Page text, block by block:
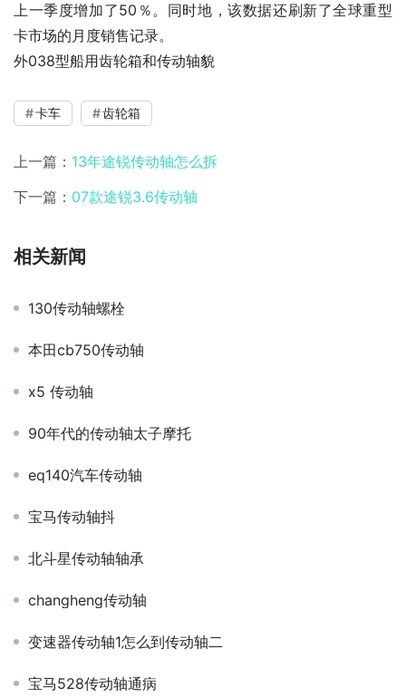
上一季度增加了50％。同时地，该数据还刷新了全球重型
卡市场的月度销售记录。
外038型船用齿轮箱和传动轴貌
卡车 齿轮箱
上一篇： 13年途锐传动轴怎么拆
下一篇： 07款途锐3.6传动轴
相关新闻
130传动轴螺栓
本田cb750传动轴
x5 传动轴
90年代的传动轴太子摩托
eq140汽车传动轴
宝马传动轴抖
北斗星传动轴轴承
changheng传动轴
变速器传动轴1怎么到传动轴二
宝马528传动轴通病